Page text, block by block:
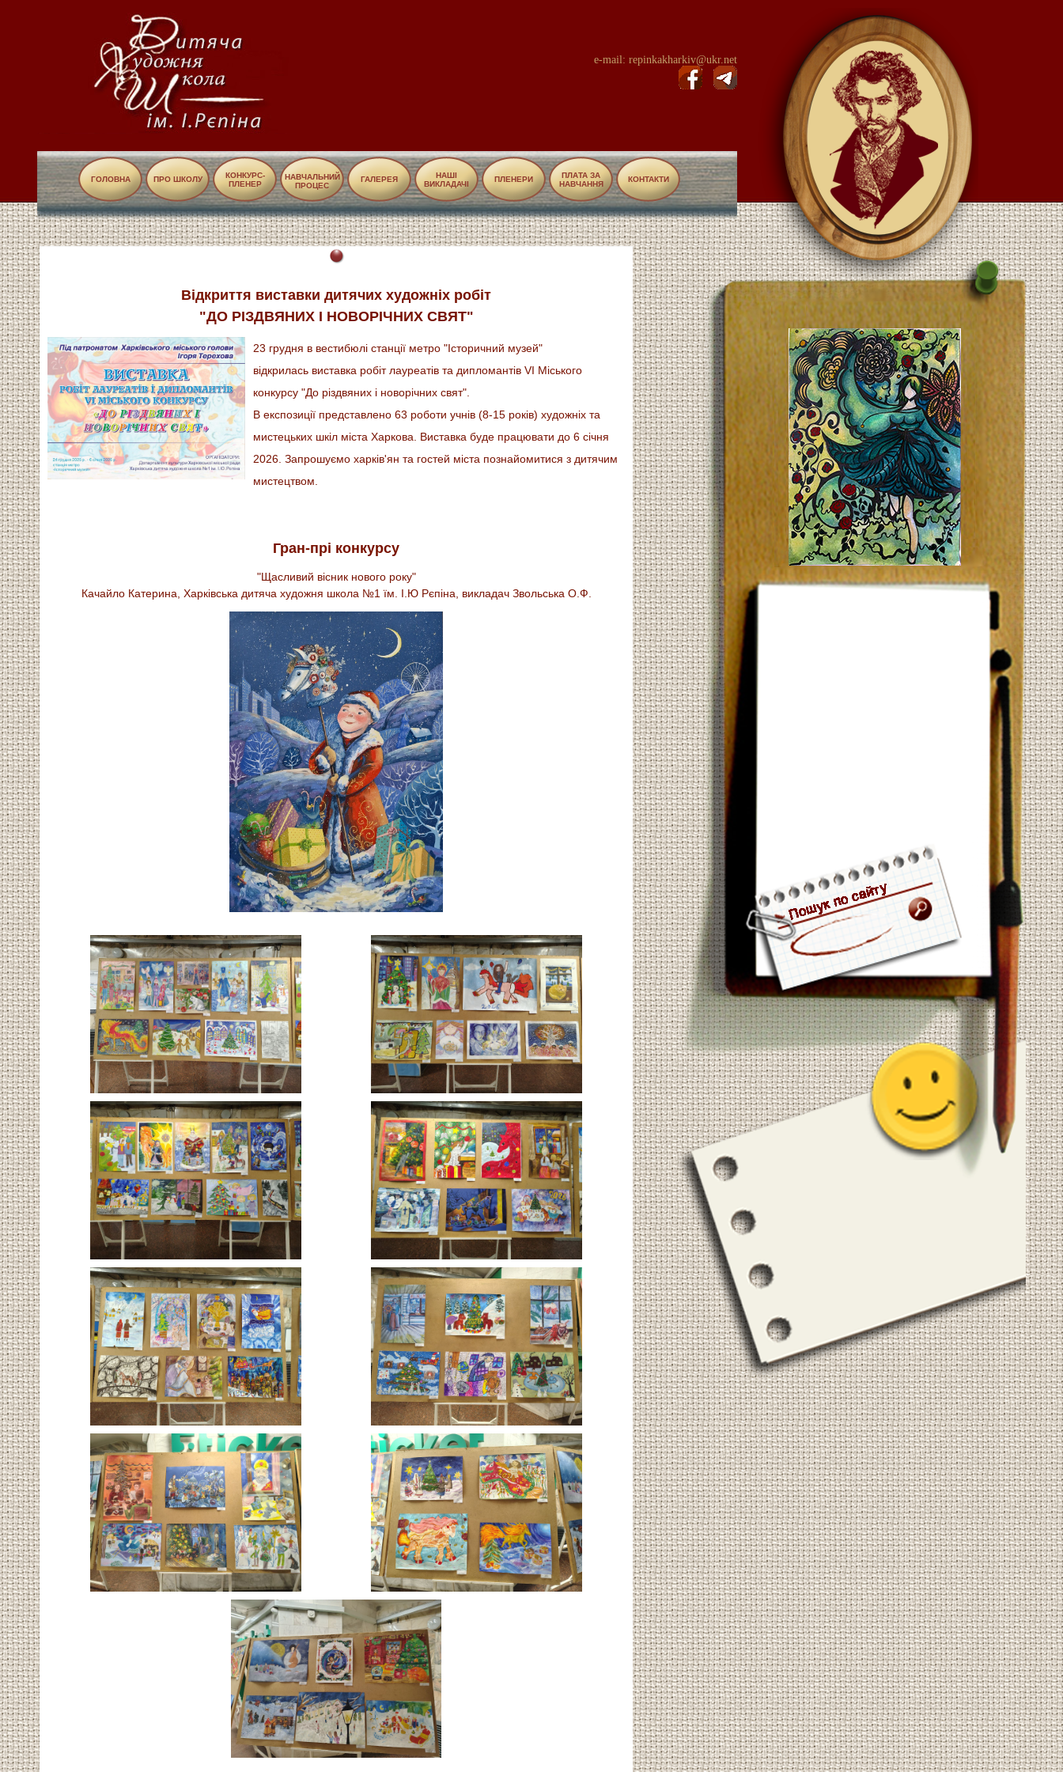
e-mail: repinkakharkiv@ukr.net
ГОЛОВНА ПРО ШКОЛУ
КОНКУРС-
ПЛЕНЕР
НАВЧАЛЬНИЙ
ПРОЦЕС
ГАЛЕРЕЯ
НАШІ
ВИКЛАДАЧІ
ПЛЕНЕРИ
ПЛАТА ЗА
НАВЧАННЯ
КОНТАКТИ
Відкриття виставки дитячих художніх робіт
"ДО РІЗДВЯНИХ І НОВОРІЧНИХ СВЯТ"
23 грудня в вестибюлі станції метро "Історичний музей"
відкрилась виставка робіт лауреатів та дипломантів VI Міського
конкурсу "До різдвяних і новорічних свят".
В експозиції представлено 63 роботи учнів (8-15 років) художніх та
мистецьких шкіл міста Харкова. Виставка буде працювати до 6 січня
2026. Запрошуємо харків'ян та гостей міста познайомитися з дитячим
мистецтвом.
Гран-прі конкурсу
"Щасливий вісник нового року"
Качайло Катерина, Харківська дитяча художня школа №1 їм. І.Ю Рєпіна, викладач Звольська О.Ф.